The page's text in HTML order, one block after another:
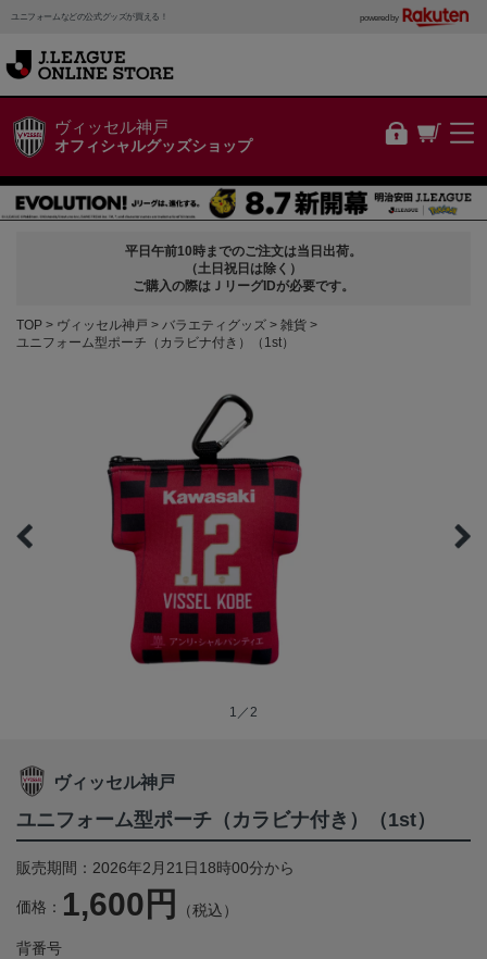
ユニフォームなどの公式グッズが買える！ powered by
ヴィッセル神戸
オフィシャルグッズショップ
平日午前10時までのご注文は当日出荷。
（土日祝日は除く）
ご購入の際はＪリーグIDが必要です。
TOP ヴィッセル神戸 バラエティグッズ
雑貨
ユニフォーム型ポーチ（カラビナ付き）（1st）
1／2
ヴィッセル神戸
ユニフォーム型ポーチ（カラビナ付き）（1st）
販売期間：2026年2月21日18時00分から
価格： 1,600円 （税込）
背番号